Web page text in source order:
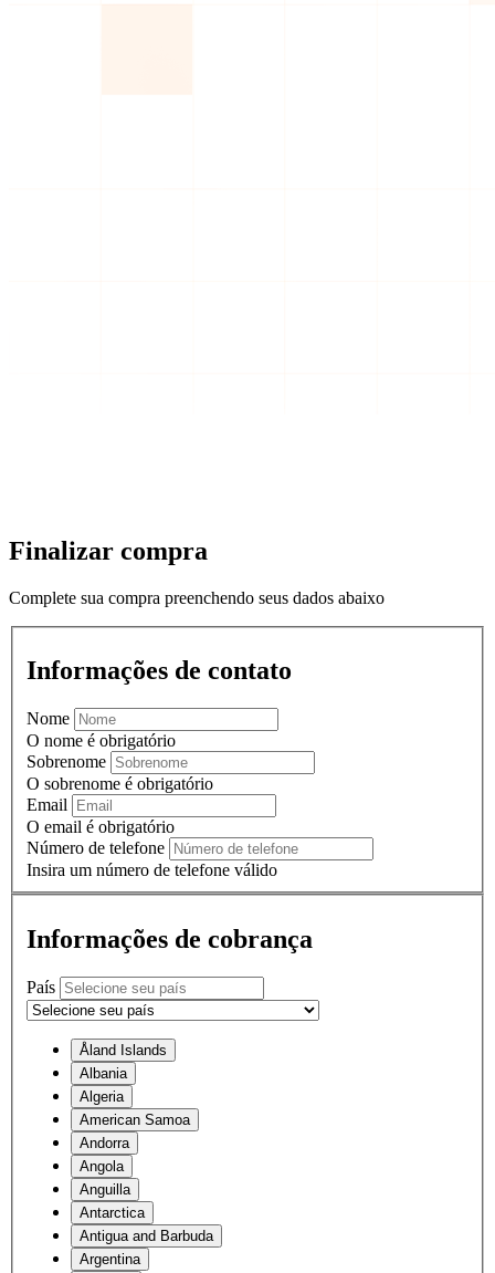
Finalizar compra
Complete sua compra preenchendo seus dados abaixo
Informações de contato
Nome
O nome é obrigatório
Sobrenome
O sobrenome é obrigatório
Email
O email é obrigatório
Número de telefone
Insira um número de telefone válido
Informações de cobrança
País
Åland Islands
Albania
Algeria
American Samoa
Andorra
Angola
Anguilla
Antarctica
Antigua and Barbuda
Argentina